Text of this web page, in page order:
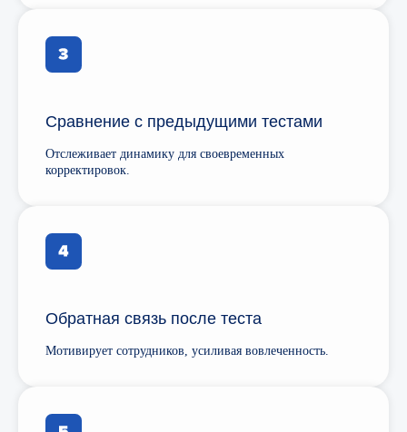
Сравнение с предыдущими тестами
Отслеживает динамику для своевременных
корректировок.
Обратная связь после теста
Мотивирует сотрудников, усиливая вовлеченность.
в реальном времени.